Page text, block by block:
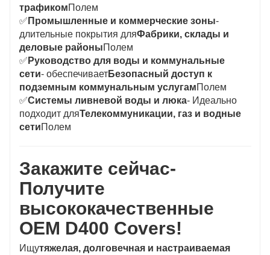
трафикомПолем
✅ Промышленные и коммерческие зоны-
длительные покрытия дляФабрики, склады и
деловые районыПолем
✅ Руководство для воды и коммунальные
сети- обеспечиваетБезопасный доступ к
подземным коммунальным услугамПолем
✅Системы ливневой воды и люка- Идеально
подходит дляТелекоммуникации, газ и водные
сетиПолем
Закажите сейчас-
Получите
высококачественные
OEM D400 Covers!
Ищутяжелая, долговечная и настраиваемая